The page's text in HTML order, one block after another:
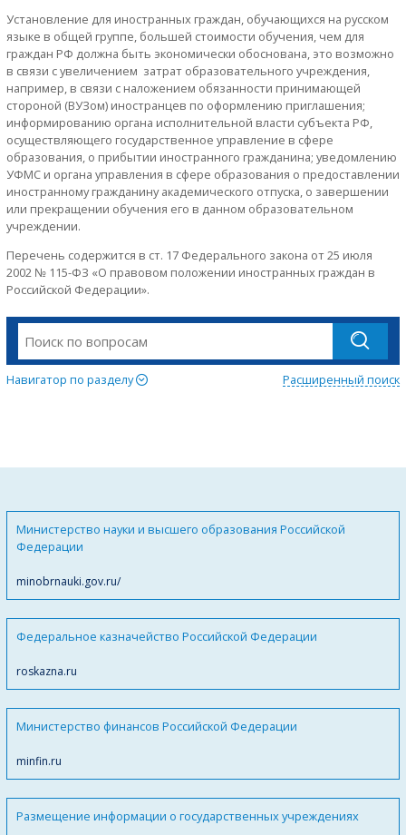
Установление для иностранных граждан, обучающихся на русском
языке в общей группе, большей стоимости обучения, чем для
граждан РФ должна быть экономически обоснована, это возможно
в связи с увеличением затрат образовательного учреждения,
например, в связи с наложением обязанности принимающей
стороной (ВУЗом) иностранцев по оформлению приглашения;
информированию органа исполнительной власти субъекта РФ,
осуществляющего государственное управление в сфере
образования, о прибытии иностранного гражданина; уведомлению
УФМС и органа управления в сфере образования о предоставлении
иностранному гражданину академического отпуска, о завершении
или прекращении обучения его в данном образовательном
учреждении.
Перечень содержится в ст. 17 Федерального закона от 25 июля
2002 № 115-ФЗ «О правовом положении иностранных граждан в
Российской Федерации».
Навигатор по разделу Расширенный поиск
Министерство науки и высшего образования Российской
Федерации
minobrnauki.gov.ru/
Федеральное казначейство Российской Федерации
roskazna.ru
Министерство финансов Российской Федерации
minfin.ru
Размещение информации о государственных учреждениях